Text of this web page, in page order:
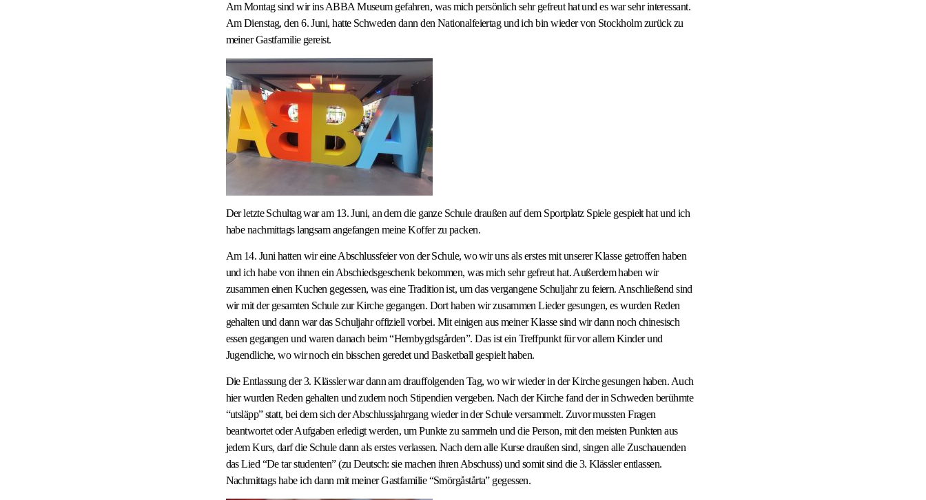
Am Montag sind wir ins ABBA Museum gefahren, was mich persönlich sehr gefreut hat und es war sehr interessant.
Am Dienstag, den 6. Juni, hatte Schweden dann den Nationalfeiertag und ich bin wieder von Stockholm zurück zu
meiner Gastfamilie gereist.
Der letzte Schultag war am 13. Juni, an dem die ganze Schule draußen auf dem Sportplatz Spiele gespielt hat und ich
habe nachmittags langsam angefangen meine Koffer zu packen.
Am 14. Juni hatten wir eine Abschlussfeier von der Schule, wo wir uns als erstes mit unserer Klasse getroffen haben
und ich habe von ihnen ein Abschiedsgeschenk bekommen, was mich sehr gefreut hat. Außerdem haben wir
zusammen einen Kuchen gegessen, was eine Tradition ist, um das vergangene Schuljahr zu feiern. Anschließend sind
wir mit der gesamten Schule zur Kirche gegangen. Dort haben wir zusammen Lieder gesungen, es wurden Reden
gehalten und dann war das Schuljahr offiziell vorbei. Mit einigen aus meiner Klasse sind wir dann noch chinesisch
essen gegangen und waren danach beim “Hembygdsgården”. Das ist ein Treffpunkt für vor allem Kinder und
Jugendliche, wo wir noch ein bisschen geredet und Basketball gespielt haben.
Die Entlassung der 3. Klässler war dann am drauffolgenden Tag, wo wir wieder in der Kirche gesungen haben. Auch
hier wurden Reden gehalten und zudem noch Stipendien vergeben. Nach der Kirche fand der in Schweden berühmte
“utsläpp” statt, bei dem sich der Abschlussjahrgang wieder in der Schule versammelt. Zuvor mussten Fragen
beantwortet oder Aufgaben erledigt werden, um Punkte zu sammeln und die Person, mit den meisten Punkten aus
jedem Kurs, darf die Schule dann als erstes verlassen. Nach dem alle Kurse draußen sind, singen alle Zuschauenden
das Lied “De tar studenten” (zu Deutsch: sie machen ihren Abschuss) und somit sind die 3. Klässler entlassen.
Nachmittags habe ich dann mit meiner Gastfamilie “Smörgåstårta” gegessen.